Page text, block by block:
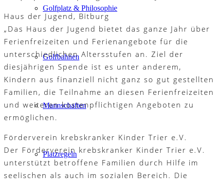
Golfplatz & Philosophie
Golfbahnen
Mannschaften
Platzregeln
Haus der Jugend, Bitburg
„Das Haus der Jugend bietet das ganze Jahr über
Ferienfreizeiten und Ferienangebote für die
unterschiedlichen Altersstufen an. Ziel der
diesjährigen Spende ist es unter anderem,
Kindern aus finanziell nicht ganz so gut gestellten
Familien, die Teilnahme an diesen Ferienfreizeiten
und weiteren kostenpflichtigen Angeboten zu
ermöglichen.
Förderverein krebskranker Kinder Trier e.V.
Der Förderverein krebskranker Kinder Trier e.V.
unterstützt betroffene Familien durch Hilfe im
seelischen als auch im sozialen Bereich. Die